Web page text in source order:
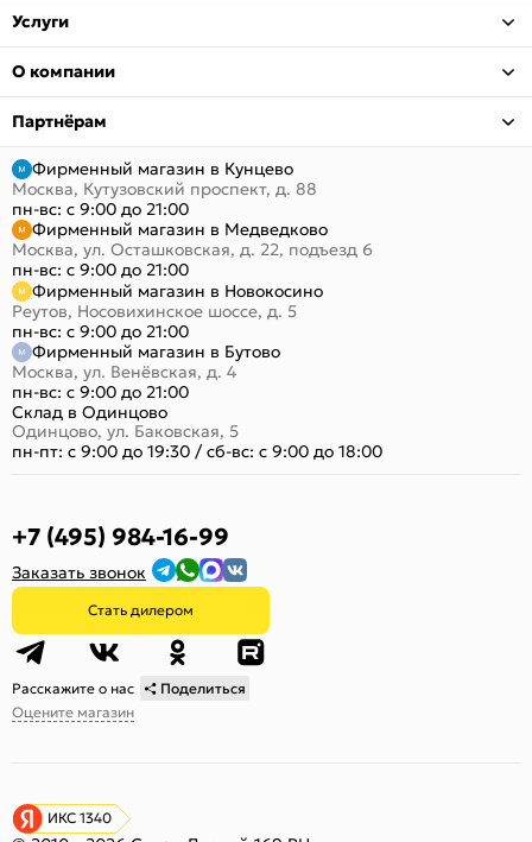
Услуги
О компании
Партнёрам
Фирменный магазин в Кунцево
Москва, Кутузовский проспект, д. 88
пн-вс: с 9:00 до 21:00
Фирменный магазин в Медведково
Москва, ул. Осташковская, д. 22, подъезд 6
пн-вс: с 9:00 до 21:00
Фирменный магазин в Новокосино
Реутов, Носовихинское шоссе, д. 5
пн-вс: с 9:00 до 21:00
Фирменный магазин в Бутово
Москва, ул. Венёвская, д. 4
пн-вс: с 9:00 до 21:00
Склад в Одинцово
Одинцово, ул. Баковская, 5
пн-пт: с 9:00 до 19:30 /сб-вс: с 9:00 до 18:00
+7 (495) 984-16-99
Заказать звонок
Стать дилером
Расскажите о нас
Поделиться
Оцените магазин
ИКС 1340